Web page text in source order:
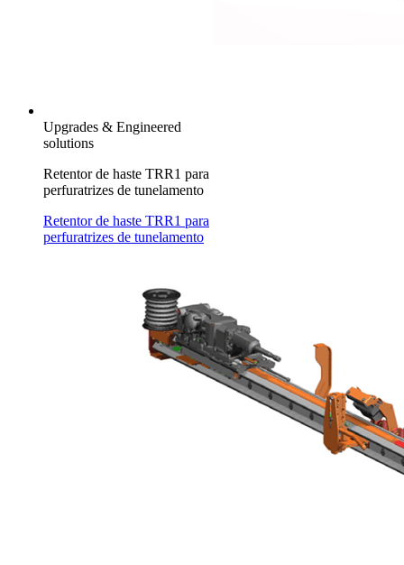
Upgrades & Engineered
solutions
Retentor de haste TRR1 para
perfuratrizes de tunelamento
Retentor de haste TRR1 para
perfuratrizes de tunelamento